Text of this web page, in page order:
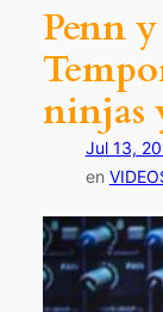
Penn
ninjas
Jul 13,
en